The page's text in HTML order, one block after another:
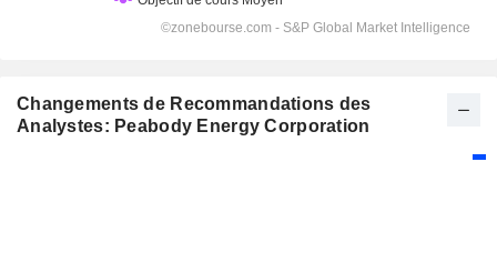
Changements de Recommandations des
Analystes: Peabody Energy Corporation